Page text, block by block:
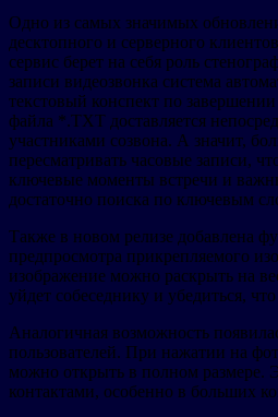
Одно из самых значимых
десктопного и серверного
сервис берет на себя роль
записи видеозвонка система
текстовый конспект по
файла *.TXT доставляется
участниками созвона. А значит,
пересматривать часовые записи,
ключевые моменты встречи и
достаточно поиска по ключевым
Также в новом релизе добавлена
предпросмотра прикрепляемого
изображение можно раскрыть на
уйдет собеседнику и убедиться,
Аналогичная возможность
пользователей. При нажатии на
можно открыть в полном размере.
контактами, особенно в больших